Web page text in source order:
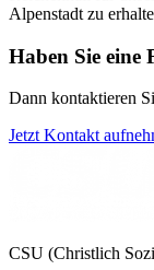
Alpenstadt zu
Haben Sie eine
Dann kontaktieren
Jetzt Kontakt
CSU (Christlich